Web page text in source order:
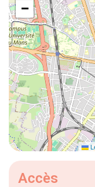
−
Accès